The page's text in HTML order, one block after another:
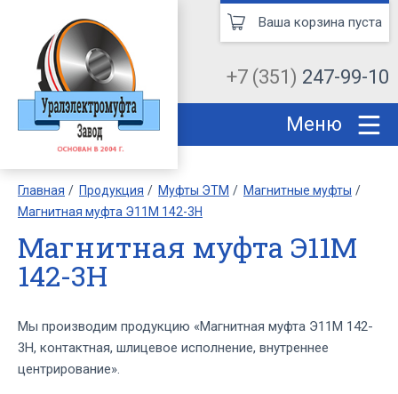
+7 (351) 247-99-10
Ваша корзина пуста
Меню
Главная Продукция Муфты ЭТМ
Магнитные муфты
Магнитная муфта Э11М 142-3Н
Магнитная муфта Э11М
142-3Н
Мы производим продукцию «Магнитная муфта Э11М 142-
3Н, контактная, шлицевое исполнение, внутреннее
центрирование».